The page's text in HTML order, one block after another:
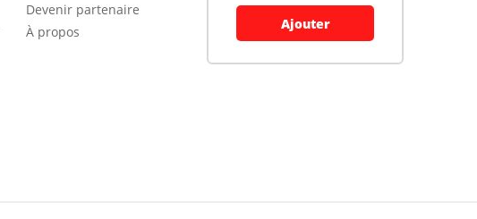
Devenir partenaire
À propos
Ajouter